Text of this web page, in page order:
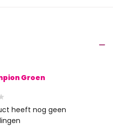
Groen
heeft nog geen